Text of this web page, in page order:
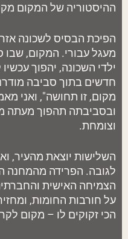
ההיסטוריה של המקום
הפיכת הבסיס לשכונה
מעגל עבורי. המקום, שבו
ילדי השכונה, יהפוך
חדשים בתוך סביבה
מקום, זו תחושה", ואני
ובסביבתה תהפוך מעתה
וצומחת.
השלישות יוצאת מהעיר,
לגובה. הפרידה מהמחנה
הצמיחה האישית
על חורבות החומות,
הכי זקוקים לו – מקום